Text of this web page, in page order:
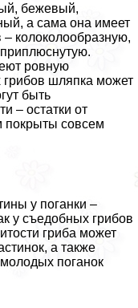
бежевый,
а сама она имеет
колоколообразную,
ровную
грибов шляпка может
быть
– остатки от
покрыты совсем
у поганки –
у съедобных грибов
гриба может
а также
поганок